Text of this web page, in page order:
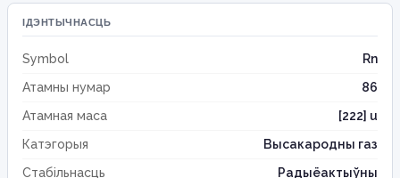
ІДЭНТЫЧНАСЦЬ
Symbol
Rn
Атамны нумар
86
Атамная маса
[222] u
Катэгорыя
Высакародны газ
Стабільнасць
Радыёактыўны